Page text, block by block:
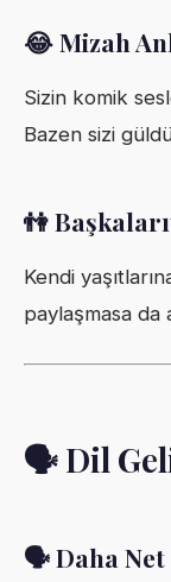
😂 Mizah
Sizin komik
Bazen sizi
👫
Kendi
paylaşmasa da
🗣️ Dil
🗣️ Daha Net